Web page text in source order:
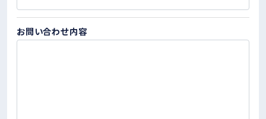
お問い合わせ内容